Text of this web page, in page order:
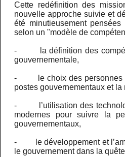
Cette redéfinition des
nouvelle approche suivie et
été minutieusement
selon un "modèle de
- la définition des
gouvernementale,
- le choix des personnes
postes gouvernementaux et
- l’utilisation des
modernes pour suivre la
gouvernementaux,
- le développement et
le gouvernement dans la